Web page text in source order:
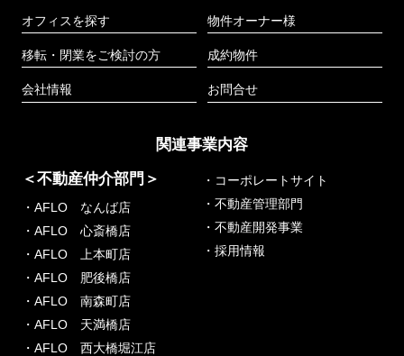
オフィスを探す
移転・閉業をご検討の方
会社情報
物件オーナー様
成約物件
お問合せ
関連事業内容
＜不動産仲介部門＞
・AFLO なんば店
・AFLO 心斎橋店
・AFLO 上本町店
・AFLO 肥後橋店
・AFLO 南森町店
・AFLO 天満橋店
・AFLO 西大橋堀江店
・コーポレートサイト
・不動産管理部門
・不動産開発事業
・採用情報